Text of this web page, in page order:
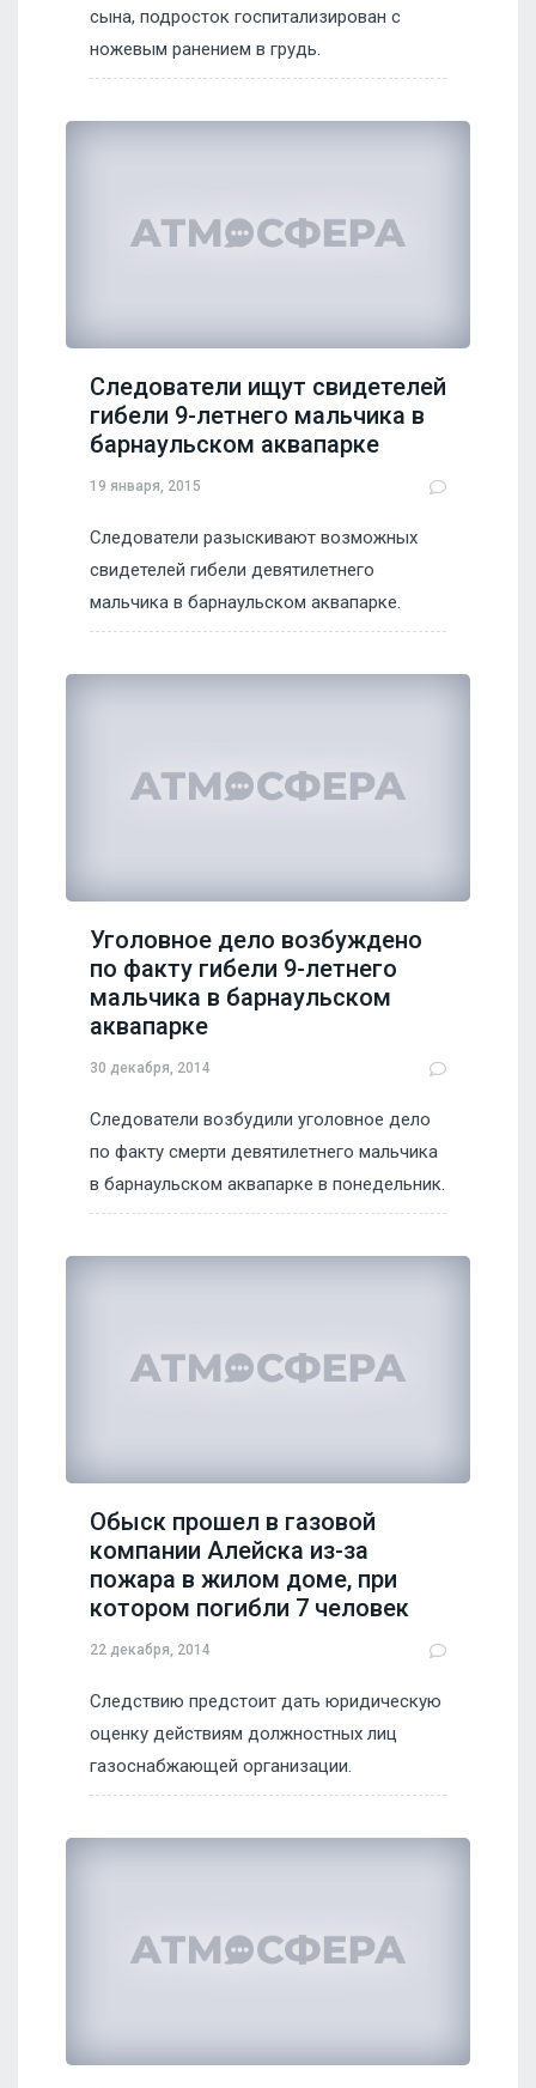
сына, подросток госпитализирован с
ножевым ранением в грудь.
Следователи ищут свидетелей
гибели 9-летнего мальчика в
барнаульском аквапарке
19 января, 2015
Следователи разыскивают возможных
свидетелей гибели девятилетнего
мальчика в барнаульском аквапарке.
Уголовное дело возбуждено
по факту гибели 9-летнего
мальчика в барнаульском
аквапарке
30 декабря, 2014
Следователи возбудили уголовное дело
по факту смерти девятилетнего мальчика
в барнаульском аквапарке в понедельник.
Обыск прошел в газовой
компании Алейска из-за
пожара в жилом доме, при
котором погибли 7 человек
22 декабря, 2014
Следствию предстоит дать юридическую
оценку действиям должностных лиц
газоснабжающей организации.